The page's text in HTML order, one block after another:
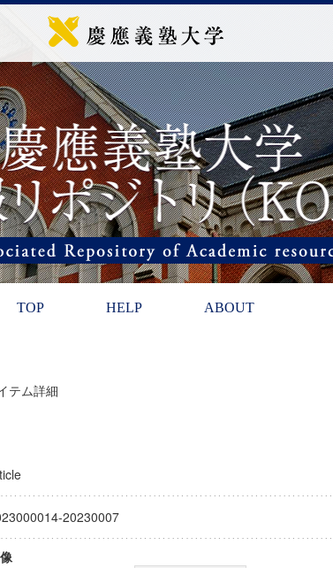
TOP HELP ABOUT
テム詳細
20230007